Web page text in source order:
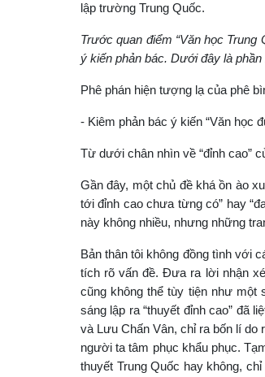
lập trường Trung Quốc.
Trước quan điểm “Văn học
ý kiến phản bác. Dưới đây là
Phê phán hiện tượng lạ của phê
- Kiêm phản bác ý kiến “Văn học
Từ dưới chân nhìn về “đỉnh cao”
Gần đây, một chủ đề khá ồn ào
tới đỉnh cao chưa từng có” hay
này không nhiều, nhưng những
Bản thân tôi không đồng tình với
tích rõ vấn đề. Đưa ra lời nhận
cũng không thể tùy tiện như một
sáng lập ra “thuyết đỉnh cao” đã
và Lưu Chấn Vân, chỉ ra bốn lí do
người ta tâm phục khẩu phục.
thuyết Trung Quốc hay không,